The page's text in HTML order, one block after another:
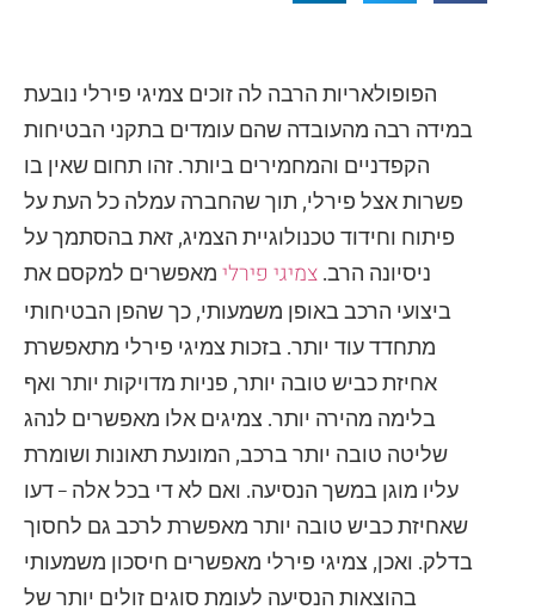
הפופולאריות הרבה לה זוכים צמיגי פירלי נובעת
במידה רבה מהעובדה שהם עומדים בתקני הבטיחות
הקפדניים והמחמירים ביותר. זהו תחום שאין בו
פשרות אצל פירלי, תוך שהחברה עמלה כל העת על
פיתוח וחידוד טכנולוגיית הצמיג, זאת בהסתמך על
ניסיונה הרב. צמיגי פירלימאפשרים למקסם את
ביצועי הרכב באופן משמעותי, כך שהפן הבטיחותי
מתחדד עוד יותר. בזכות צמיגי פירלי מתאפשרת
אחיזת כביש טובה יותר, פניות מדויקות יותר ואף
בלימה מהירה יותר. צמיגים אלו מאפשרים לנהג
שליטה טובה יותר ברכב, המונעת תאונות ושומרת
עליו מוגן במשך הנסיעה. ואם לא די בכל אלה – דעו
שאחיזת כביש טובה יותר מאפשרת לרכב גם לחסוך
בדלק. ואכן, צמיגי פירלי מאפשרים חיסכון משמעותי
בהוצאות הנסיעה לעומת סוגים זולים יותר של